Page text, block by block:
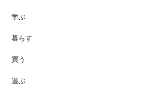
パン
スイーツ
ランチ
カフェ
学ぶ
暮らす
買う
遊ぶ